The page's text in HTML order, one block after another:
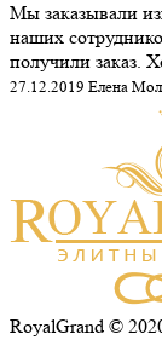
Мы заказывали
наших
получили заказ.
27.12.2019 Елена
RoyalGrand ©